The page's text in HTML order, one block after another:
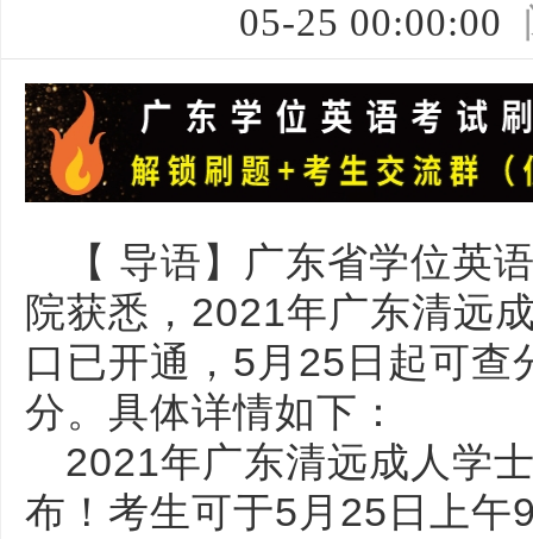
05-25 00:00:00
【 导语】广东省学位英
院获悉，2021年广东清远
口已开通，5月25日起可查
分。具体详情如下：
2021年广东清远成人学
布！考生可于5月25日上午